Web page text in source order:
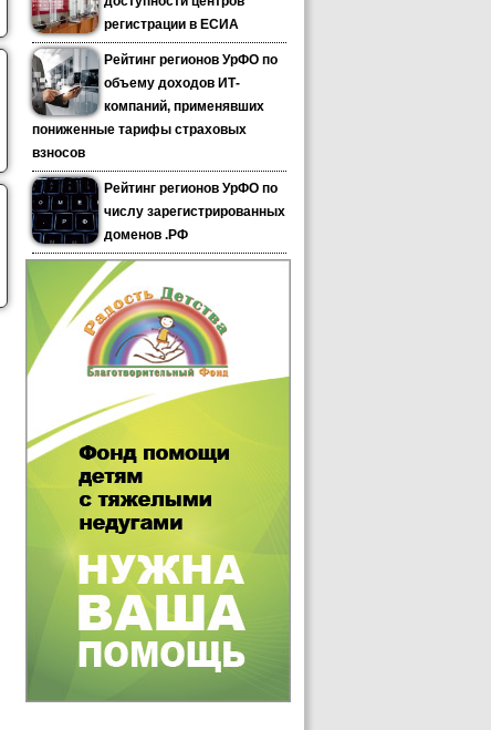
регистрации в ЕСИА
Рейтинг регионов УрФО по
объему доходов ИТ-
компаний, применявших
пониженные тарифы страховых
взносов
Рейтинг регионов УрФО по
числу зарегистрированных
доменов .РФ